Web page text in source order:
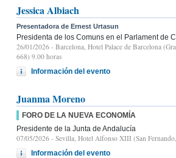
Jessica Albiach
Presentadora de Ernest Urtasun
Presidenta de los Comuns en el Parlament de
26/01/2026 - Barcelona, Hotel Palace de Barcelona
668) 9.00 horas
Información del evento
Juanma Moreno
FORO DE LA NUEVA ECONOMÍA
Presidente de la Junta de Andalucía
07/05/2026 - Sevilla, Hotel Alfonso XIII (San
Información del evento